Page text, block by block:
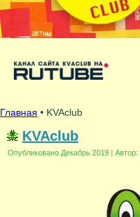
Главная • KVAclub
KVAclub
Опубликовано Декабрь 2019 | Автор: